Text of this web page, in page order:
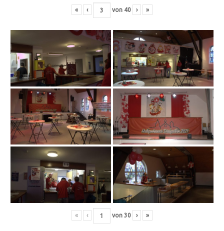
« ‹ von 40 › »
« ‹ von 30 › »